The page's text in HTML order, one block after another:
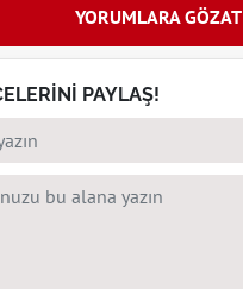
YORUMLARA GÖZAT
PAYLAŞ!